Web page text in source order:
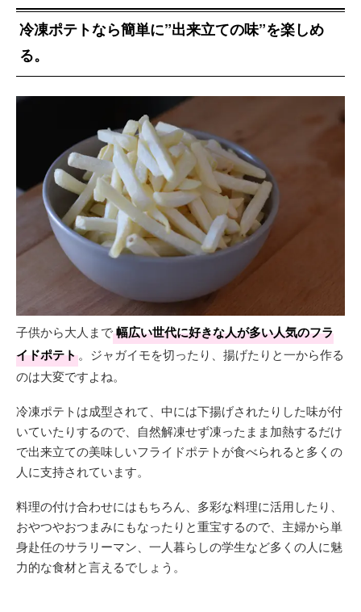
冷凍ポテトなら簡単に”出来立ての味”を楽しめ
る。
子供から大人まで幅広い世代に好きな人が多い人気のフラ
イドポテト。ジャガイモを切ったり、揚げたりと一から作る
のは大変ですよね。
冷凍ポテトは成型されて、中には下揚げされたりした味が付
いていたりするので、自然解凍せず凍ったまま加熱するだけ
で出来立ての美味しいフライドポテトが食べられると多くの
人に支持されています。
料理の付け合わせにはもちろん、多彩な料理に活用したり、
おやつやおつまみにもなったりと重宝するので、主婦から単
身赴任のサラリーマン、一人暮らしの学生など多くの人に魅
力的な食材と言えるでしょう。